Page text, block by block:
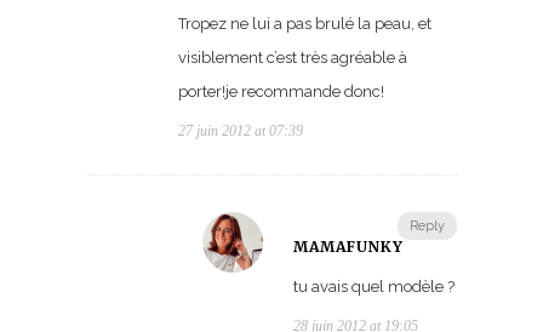
Tropez ne lui a pas brulé la peau, et
visiblement c’est très agréable à
porter!je recommande donc!
27 juin 2012 at 07:39
Reply
MAMAFUNKY
tu avais quel modèle ?
28 juin 2012 at 19:05